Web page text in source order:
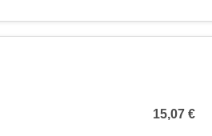
15,07 €